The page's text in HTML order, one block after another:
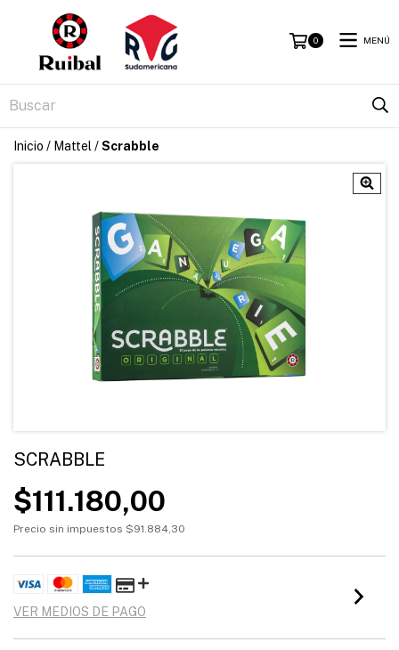
0 MENÚ
Inicio / Mattel /Scrabble
SCRABBLE
$111.180,00
Precio sin impuestos $91.884,30
VER MEDIOS DE PAGO